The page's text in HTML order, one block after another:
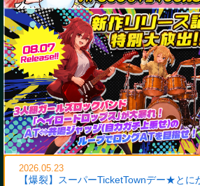
2026.05.23
【爆裂】スーパーTicketTownデー★とに